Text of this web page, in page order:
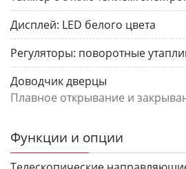
Дисплей: LED белого цвета
Регуляторы: поворотные
Доводчик дверцы
Плавное открывание и
Функции и опции